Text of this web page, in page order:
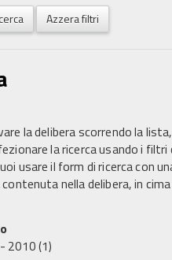
Azzera filtri
la delibera scorrendo la
la ricerca usando i
usare il form di ricerca con
nella delibera, in
2010(1)